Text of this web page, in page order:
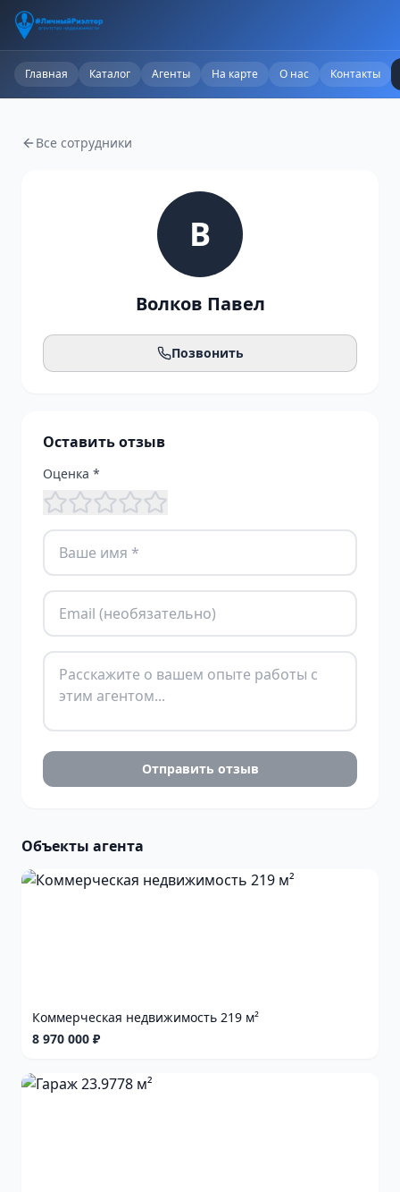
Главная Каталог Агенты На карте О нас Контакты
Все сотрудники
В
Волков Павел
Позвонить
Оставить отзыв
Оценка *
Отправить отзыв
Объекты агента
Коммерческая недвижимость 219 м²
8 970 000 ₽